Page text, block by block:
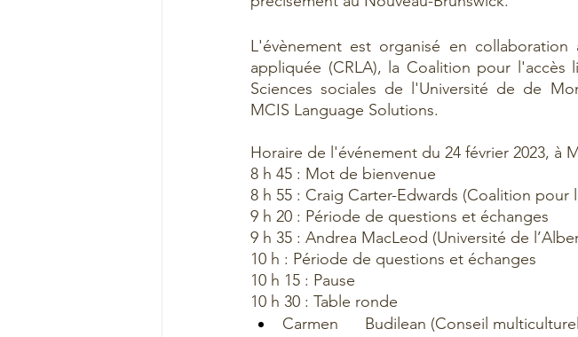
L'évènement est organisé en
appliquée (CRLA), la Coalition pour
Sciences sociales de l'Université de de
MCIS Language Solutions.
Horaire de l'événement du 24 février 2023, à
8 h 45 : Mot de bienvenue
8 h 55 : Craig Carter-Edwards (Coalition pour
9 h 20 : Période de questions et échanges
9 h 35 : Andrea MacLeod (Université de
10 h : Période de questions et échanges
10 h 15 : Pause
10 h 30 : Table ronde
Carmen      Budilean (Conseil